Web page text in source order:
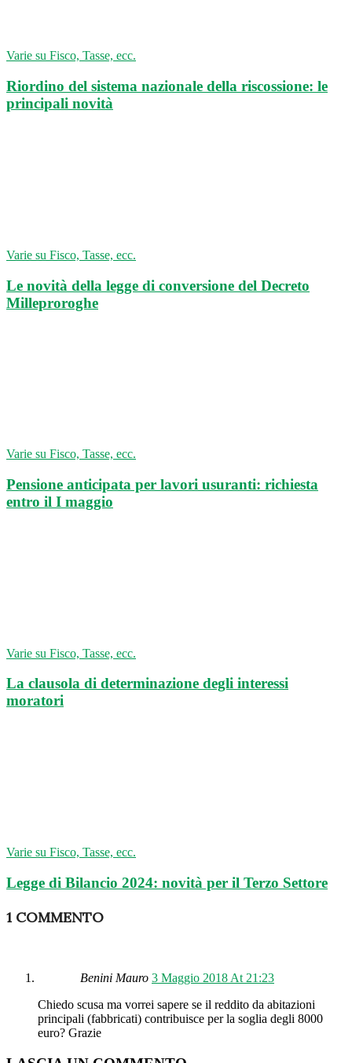
Varie su Fisco, Tasse, ecc.
Riordino del sistema nazionale della riscossione: le
principali novità
Varie su Fisco, Tasse, ecc.
Le novità della legge di conversione del Decreto
Milleproroghe
Varie su Fisco, Tasse, ecc.
Pensione anticipata per lavori usuranti: richiesta
entro il I maggio
Varie su Fisco, Tasse, ecc.
La clausola di determinazione degli interessi
moratori
Varie su Fisco, Tasse, ecc.
Legge di Bilancio 2024: novità per il Terzo Settore
1 COMMENTO
Benini Mauro 3 Maggio 2018 At 21:23
Chiedo scusa ma vorrei sapere se il reddito da abitazioni
principali (fabbricati) contribuisce per la soglia degli 8000
euro? Grazie